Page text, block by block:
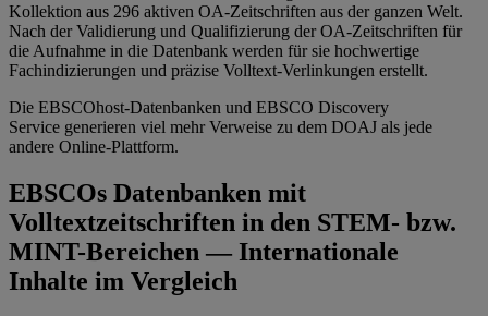
Kollektion aus 296 aktiven OA-Zeitschriften aus der ganzen Welt.
Nach der Validierung und Qualifizierung der OA-Zeitschriften für
die Aufnahme in die Datenbank werden für sie hochwertige
Fachindizierungen und präzise Volltext-Verlinkungen erstellt.
Die EBSCOhost-Datenbanken und EBSCO Discovery
Service generieren viel mehr Verweise zu dem DOAJ als jede
andere Online-Plattform.
EBSCOs Datenbanken mit
Volltextzeitschriften in den STEM- bzw.
MINT-Bereichen — Internationale
Inhalte im Vergleich